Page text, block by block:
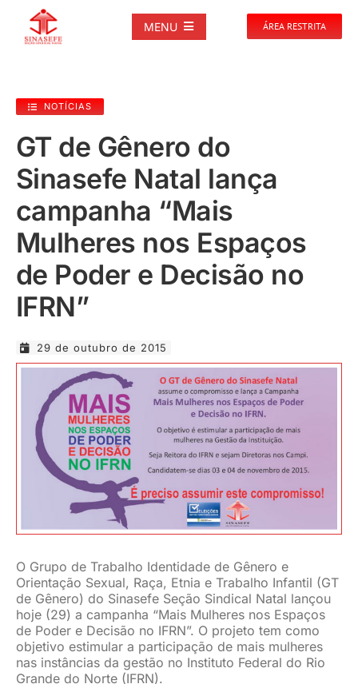
MENU
NOTÍCIAS
PUBLICAÇÕES
DOCUMENTOS
GALERIAS
JURÍDICO
CLUBE
CONTATO
ÁREA RESTRITA
NOTÍCIAS
GT de Gênero do
Sinasefe Natal lança
campanha “Mais
Mulheres nos Espaços
de Poder e Decisão no
IFRN”
29 de outubro de 2015
O Grupo de Trabalho Identidade de Gênero e
Orientação Sexual, Raça, Etnia e Trabalho Infantil (GT
de Gênero) do Sinasefe Seção Sindical Natal lançou
hoje (29) a campanha “Mais Mulheres nos Espaços
de Poder e Decisão no IFRN”. O projeto tem como
objetivo estimular a participação de mais mulheres
nas instâncias da gestão no Instituto Federal do Rio
Grande do Norte (IFRN).